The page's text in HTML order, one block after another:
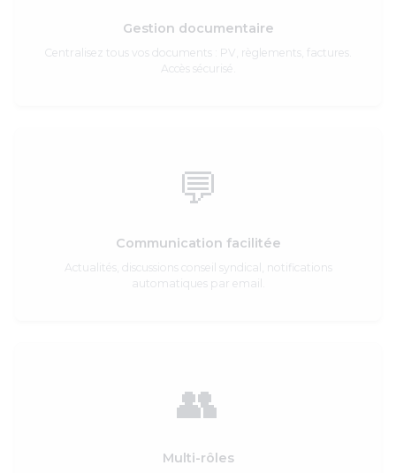
Gestion documentaire
Centralisez tous vos documents : PV, règlements, factures.
Accès sécurisé.
💬
Communication facilitée
Actualités, discussions conseil syndical, notifications
automatiques par email.
👥
Multi-rôles